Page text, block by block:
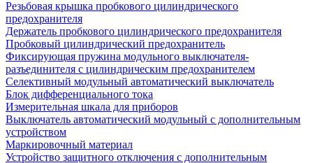
Резьбовая крышка пробкового цилиндрического
предохранителя
Держатель пробкового цилиндрического предохранителя
Пробковый цилиндрический предохранитель
Фиксирующая пружина модульного выключателя-
разъединителя с цилиндрическим предохранителем
Селективный модульный автоматический выключатель
Блок дифференциального тока
Измерительная шкала для приборов
Выключатель автоматический модульный с дополнительным
устройством
Маркировочный материал
Устройство защитного отключения с дополнительным